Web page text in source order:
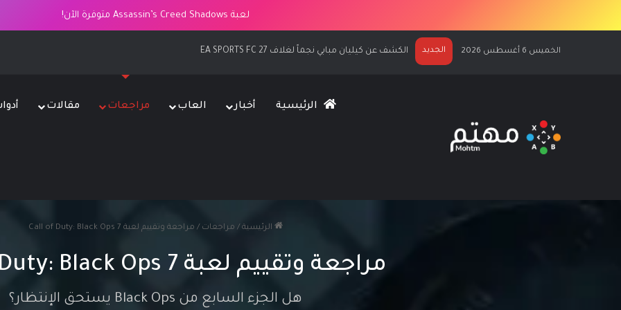
لعبة Assassin’s Creed Shadows متوفرة الآن!
الخميس 6 أغسطس 2026 الجديد مراجعة وتقييم لعبة Assassin’s Creed Black Flag Resynced
الرئيسية أخبار العاب مراجعات مقالات
الرئيسية / مراجعات / مراجعة وتقييم لعبة Call of Duty: Black Ops 7
مراجعة وتقييم لعبة Call of Duty: Black Ops 7
هل الجزء السابع من Black Ops يستحق الإنتظار؟